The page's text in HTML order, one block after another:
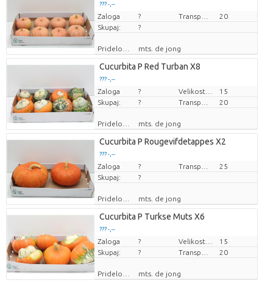
??? -,--
Cena za kos
Zaloga ?
20
Skupaj:
?
mts. de jong
Cucurbita P Red Turban X8
??? -,--
Cena za kos
Zaloga ?
15
Skupaj:
? 20
mts. de jong
Cucurbita P Rougevifdetappes X2
??? -,--
Cena za kos
Zaloga ?
25
Skupaj:
?
mts. de jong
Cucurbita P Turkse Muts X6
??? -,--
Cena za kos
Zaloga ?
15
Skupaj:
? 20
mts. de jong